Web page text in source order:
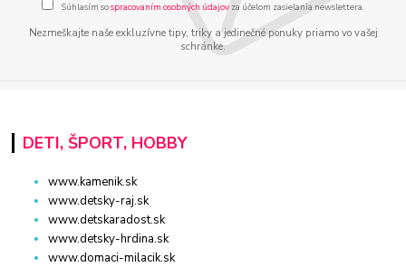
Súhlasím sospracovaním osobných údajov za účelom zasielania newslettera.
Nezmeškajte naše exkluzívne tipy, triky a jedinečné ponuky priamo vo vašej
schránke.
DETI, ŠPORT, HOBBY
www.kamenik.sk
www.detsky-raj.sk
www.detskaradost.sk
www.detsky-hrdina.sk
www.domaci-milacik.sk